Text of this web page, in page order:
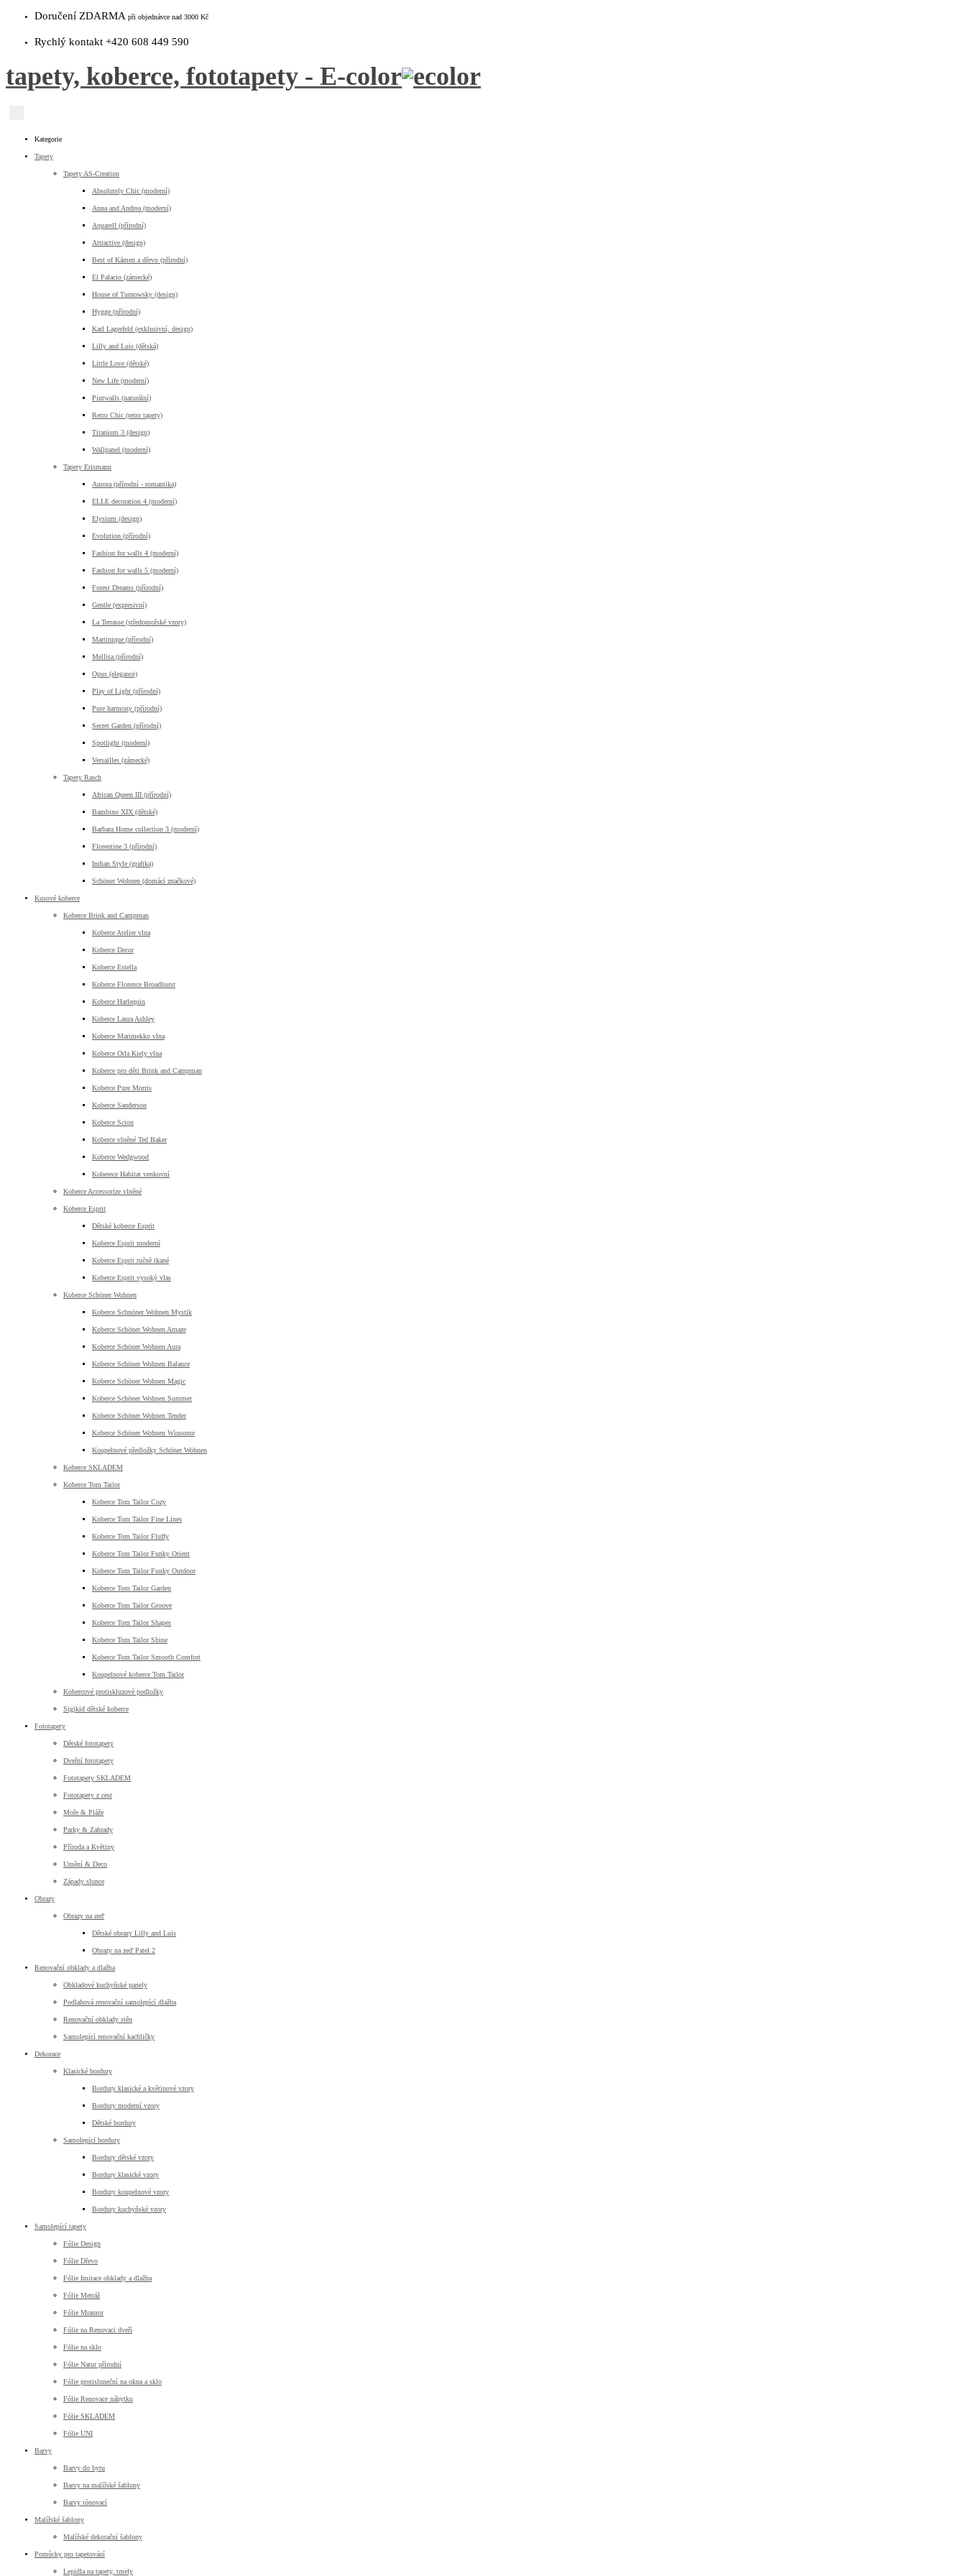
Doručení ZDARMA při objednávce nad 3000 Kč
Rychlý kontakt +420 608 449 590
tapety, koberce, fototapety - E-color
Kategorie
Tapety
Tapety AS-Creation
Absolutely Chic (moderní)
Anna and Andrea (moderní)
Aquarell (přírodní)
Attractive (design)
Best of Kámen a dřevo (přírodní)
El Palacio (zámecké)
House of Turnowsky (design)
Hygge (přírodní)
Karl Lagerfeld (exklusivní, design)
Lilly and Luis (dětská)
Little Love (dětské)
New Life (moderní)
Pintwalls (naturální)
Retro Chic (retro tapety)
Titanium 3 (design)
Wallpanel (moderní)
Tapety Erismann
Aurora (přírodní - romantika)
ELLE decoration 4 (moderní)
Elysium (design)
Evolution (přírodní)
Fashion for walls 4 (moderní)
Fashion for walls 5 (moderní)
Forest Dreams (přírodní)
Gentle (expresivní)
La Terrasse (středomořské vzory)
Martinique (přírodní)
Mellisa (přírodní)
Opus (elegance)
Play of Light (přírodní)
Pure harmony (přírodní)
Secret Garden (přírodní)
Spotlight (moderní)
Versailles (zámecké)
Tapety Rasch
African Queen III (přírodní)
Bambino XIX (dětské)
Barbara Home collection 3 (moderní)
Florentine 3 (přírodní)
Indian Style (grafika)
Schöner Wohnen (domácí značkové)
Kusové koberce
Koberce Brink and Campman
Koberce Atelier vlna
Koberce Decor
Koberce Estella
Koberce Florence Broadhurst
Koberce Harlequin
Koberce Laura Ashley
Koberce Marimekko vlna
Koberce Orla Kiely vlna
Koberce pro děti Brink and Campman
Koberce Pure Morris
Koberce Sanderson
Koberce Scion
Koberce vlněné Ted Baker
Koberce Wedgwood
Koberece Habitat venkovní
Koberce Accessorize vlněné
Koberce Esprit
Dětské koberce Esprit
Koberce Esprit moderní
Koberce Esprit ručně tkané
Koberce Esprit vysoký vlas
Koberce Schöner Wohnen
Koberce Schnöner Wohnen Mystik
Koberce Schöner Wohnen Amaze
Koberce Schöner Wohnen Aura
Koberce Schöner Wohnen Balance
Koberce Schöner Wohnen Magic
Koberce Schöner Wohnen Summer
Koberce Schöner Wohnen Tender
Koberce Schöner Wohnen Winsome
Koupelnové předložky Schöner Wohnen
Koberce SKLADEM
Koberce Tom Tailor
Koberce Tom Tailor Cozy
Koberce Tom Tailor Fine Lines
Koberce Tom Tailor Fluffy
Koberce Tom Tailor Funky Orient
Koberce Tom Tailor Funky Outdoor
Koberce Tom Tailor Garden
Koberce Tom Tailor Groove
Koberce Tom Tailor Shapes
Koberce Tom Tailor Shine
Koberce Tom Tailor Smooth Comfort
Koupelnové koberce Tom Tailor
Kobercové protiskluzové podložky
Sigikid dětské koberce
Fototapety
Dětské fototapety
Dveřní fototapety
Fototapety SKLADEM
Fototapety z cest
Moře & Pláže
Parky & Zahrady
Příroda a Květiny
Umění & Deco
Západy slunce
Obrazy
Obrazy na zeď
Dětské obrazy Lilly and Luis
Obrazy na zeď Patel 2
Renovační obklady a dlažba
Obkladové kuchyňské panely
Podlahová renovační samolepící dlažba
Renovační obklady stěn
Samolepící renovační kachličky
Dekorace
Klasické bordury
Bordury klasické a květinové vzory
Bordury moderní vzory
Dětské bordury
Samolepící bordury
Bordury dětské vzory
Bordury klasické vzory
Bordury koupelnové vzory
Bordury kuchyňské vzory
Samolepící tapety
Fólie Design
Fólie Dřevo
Fólie Imitace obklady a dlažba
Fólie Metráž
Fólie Mramor
Fólie na Renovaci dveří
Fólie na sklo
Fólie Natur přírodní
Fólie protisluneční na okna a sklo
Fólie Renovace nábytku
Fólie SKLADEM
Fólie UNI
Barvy
Barvy do bytu
Barvy na malířské šablony
Barvy tónovací
Malířské šablony
Malířské dekorační šablony
Pomůcky pro tapetování
Lepidla na tapety, tmely